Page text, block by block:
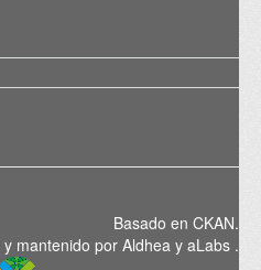
Basado en CKAN.
mantenido por Aldhea y aLabs .